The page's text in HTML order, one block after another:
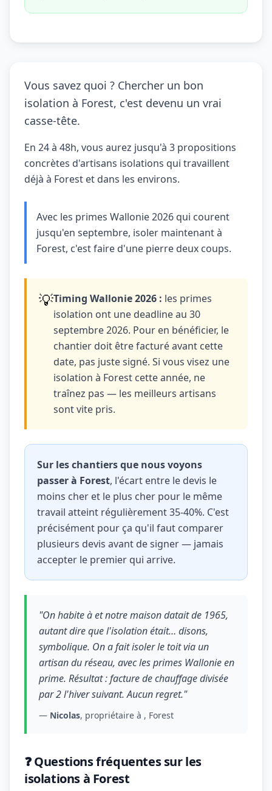
Vous savez quoi ? Chercher un bon
isolation à Forest, c'est devenu un vrai
casse-tête.
En 24 à 48h, vous aurez jusqu'à 3 propositions
concrètes d'artisans isolations qui travaillent
déjà à Forest et dans les environs.
Avec les primes Wallonie 2026 qui courent
jusqu'en septembre, isoler maintenant à
Forest, c'est faire d'une pierre deux coups.
💡Timing Wallonie 2026 : les primes
isolation ont une deadline au 30
septembre 2026. Pour en bénéficier, le
chantier doit être facturé avant cette
date, pas juste signé. Si vous visez une
isolation à Forest cette année, ne
traînez pas — les meilleurs artisans
sont vite pris.
Sur les chantiers que nous voyons
passer à Forest, l'écart entre le devis le
moins cher et le plus cher pour le même
travail atteint régulièrement 35-40%. C'est
précisément pour ça qu'il faut comparer
plusieurs devis avant de signer — jamais
accepter le premier qui arrive.
"On habite à et notre maison datait de 1965,
autant dire que l'isolation était… disons,
symbolique. On a fait isoler le toit via un
artisan du réseau, avec les primes Wallonie en
prime. Résultat : facture de chauffage divisée
par 2 l'hiver suivant. Aucun regret."
— Nicolas, propriétaire à , Forest
❓ Questions fréquentes sur les
isolations à Forest